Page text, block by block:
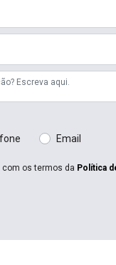
Email
os termos da Política